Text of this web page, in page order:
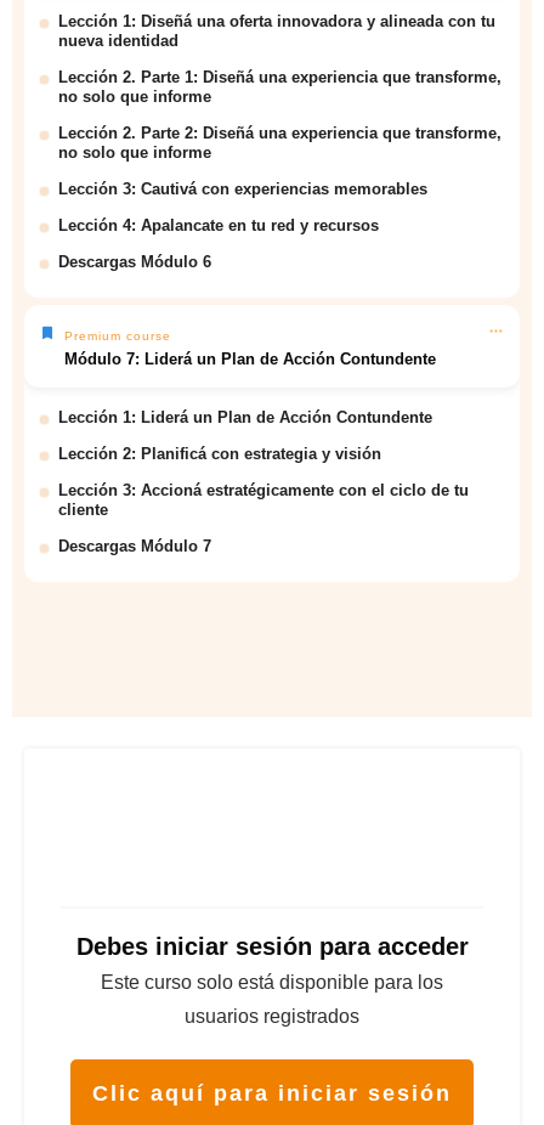
Debes iniciar sesión para acceder
Este curso solo está disponible para los
usuarios registrados
Clic aquí para iniciar sesión
Lección 1: Diseñá una oferta innovadora y alineada con tu
nueva identidad
Lección 2. Parte 1: Diseñá una experiencia que transforme,
no solo que informe
Lección 2. Parte 2: Diseñá una experiencia que transforme,
no solo que informe
Lección 3: Cautivá con experiencias memorables
Lección 4: Apalancate en tu red y recursos
Descargas Módulo 6
Premium course
Módulo 7: Liderá un Plan de Acción Contundente
Lección 1: Liderá un Plan de Acción Contundente
Lección 2: Planificá con estrategia y visión
Lección 3: Accioná estratégicamente con el ciclo de tu
cliente
Descargas Módulo 7